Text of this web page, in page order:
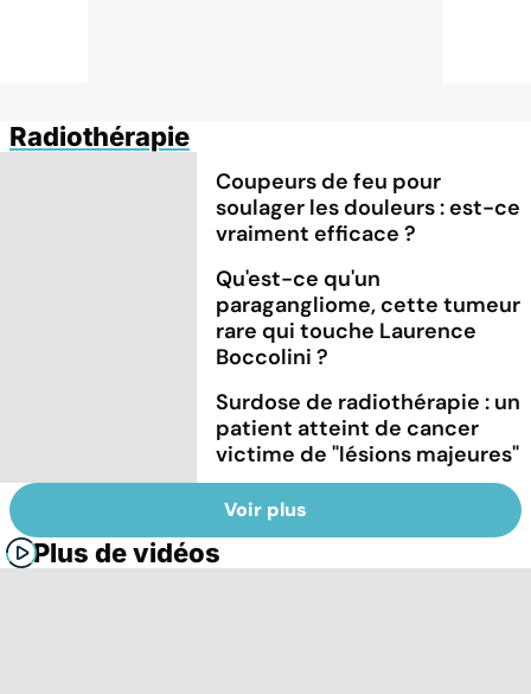
Radiothérapie
Coupeurs de feu pour
soulager les douleurs : est-ce
vraiment efficace ?
Qu'est-ce qu'un
paragangliome, cette tumeur
rare qui touche Laurence
Boccolini ?
Surdose de radiothérapie : un
patient atteint de cancer
victime de "lésions majeures"
Voir plus
Plus de vidéos